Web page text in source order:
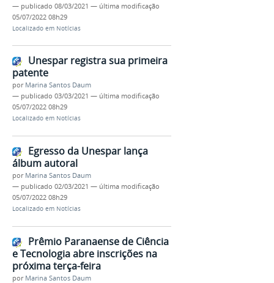
— publicado 08/03/2021 — última modificação
05/07/2022 08h29
Localizado em Notícias
Unespar registra sua primeira
patente
por Marina Santos Daum
— publicado 03/03/2021 — última modificação
05/07/2022 08h29
Localizado em Notícias
Egresso da Unespar lança
álbum autoral
por Marina Santos Daum
— publicado 02/03/2021 — última modificação
05/07/2022 08h29
Localizado em Notícias
Prêmio Paranaense de Ciência
e Tecnologia abre inscrições na
próxima terça-feira
por Marina Santos Daum